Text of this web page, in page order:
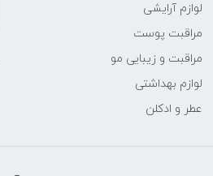
لوازم آرایشی
مراقبت پوست
مراقبت و زیبایی مو
لوازم بهداشتی
عطر و ادکلن